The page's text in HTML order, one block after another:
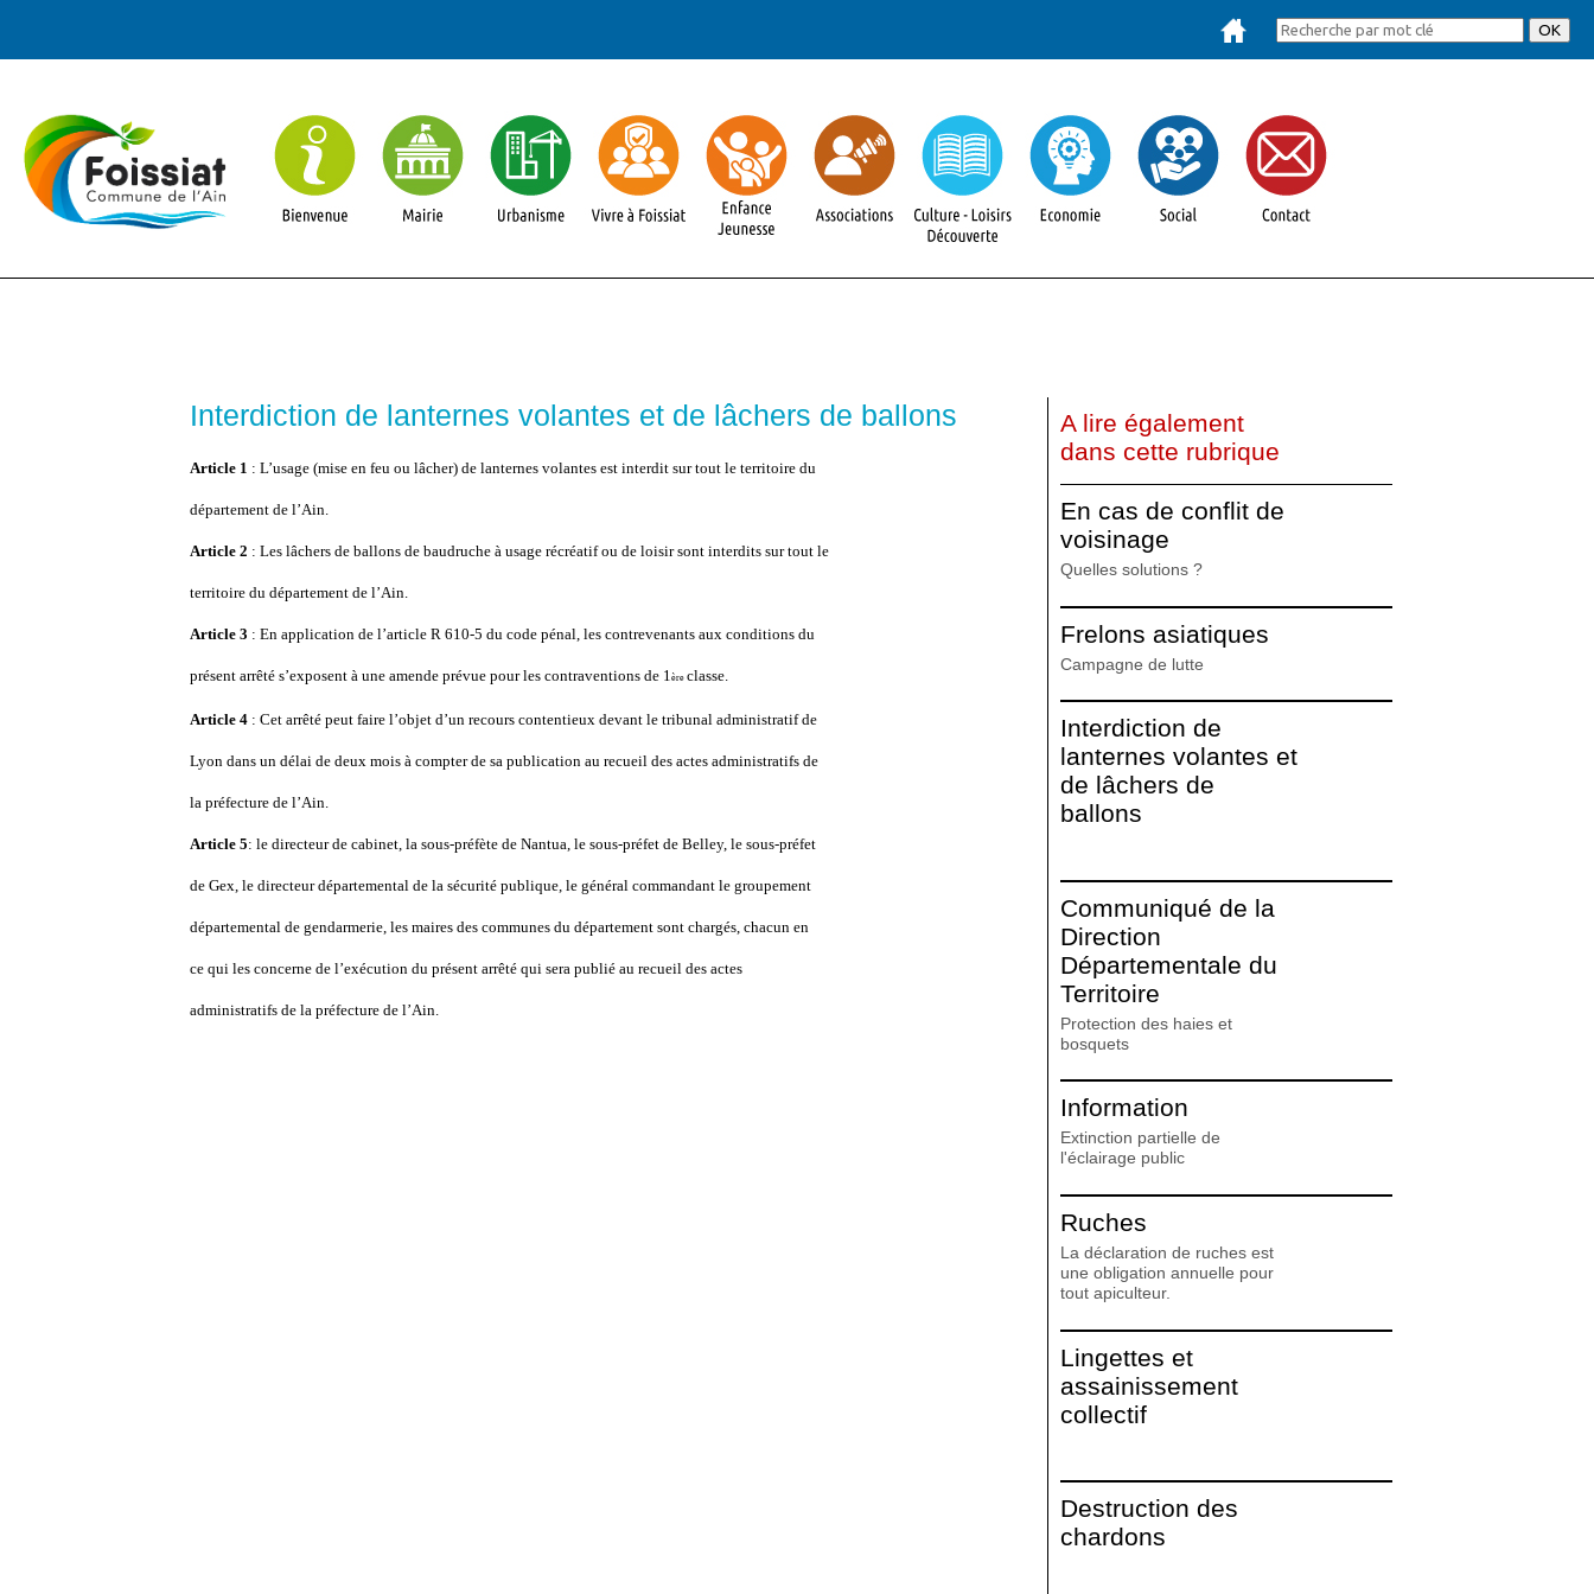
Interdiction de lanternes volantes et de lâchers de ballons
Article 1 : L’usage (mise en feu ou lâcher) de lanternes volantes est interdit sur tout le territoire du
département de l’Ain.
Article 2 : Les lâchers de ballons de baudruche à usage récréatif ou de loisir sont interdits sur tout le
territoire du département de l’Ain.
Article 3 : En application de l’article R 610-5 du code pénal, les contrevenants aux conditions du
présent arrêté s’exposent à une amende prévue pour les contraventions de 1ère classe.
Article 4 : Cet arrêté peut faire l’objet d’un recours contentieux devant le tribunal administratif de
Lyon dans un délai de deux mois à compter de sa publication au recueil des actes administratifs de
la préfecture de l’Ain.
Article 5: le directeur de cabinet, la sous-préfète de Nantua, le sous-préfet de Belley, le sous-préfet
de Gex, le directeur départemental de la sécurité publique, le général commandant le groupement
départemental de gendarmerie, les maires des communes du département sont chargés, chacun en
ce qui les concerne de l’exécution du présent arrêté qui sera publié au recueil des actes
administratifs de la préfecture de l’Ain.
A lire également
dans cette rubrique
En cas de conflit de
voisinage
Quelles solutions ?
Frelons asiatiques
Campagne de lutte
Interdiction de
lanternes volantes et
de lâchers de
ballons
Communiqué de la
Direction
Départementale du
Territoire
Protection des haies et
bosquets
Information
Extinction partielle de
l'éclairage public
Ruches
La déclaration de ruches est
une obligation annuelle pour
tout apiculteur.
Lingettes et
assainissement
collectif
Destruction des
chardons